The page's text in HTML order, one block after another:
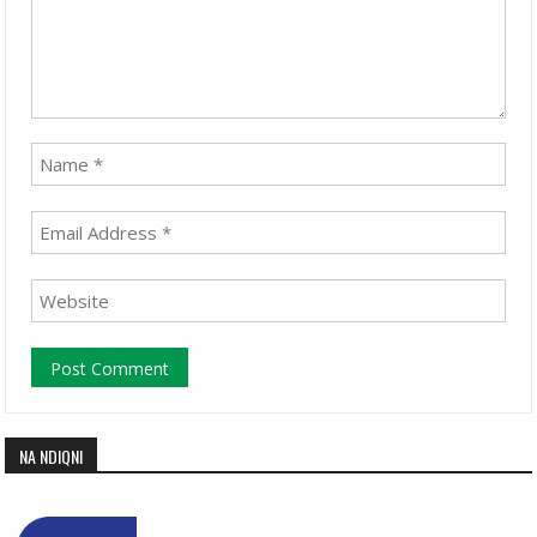
NA NDIQNI